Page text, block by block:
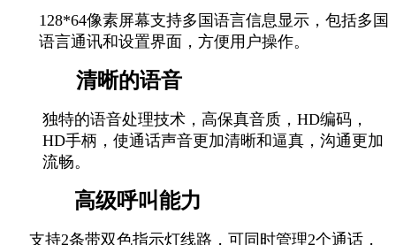
128*64像素屏幕支持多国语言信息显示，包括多国
语言通讯和设置界面，方便用户操作。
清晰的语音
独特的语音处理技术，高保真音质，HD编码，
HD手柄，使通话声音更加清晰和逼真，沟通更加
流畅。
高级呼叫能力
支持2条带双色指示灯线路，可同时管理2个通话，